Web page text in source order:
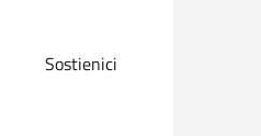
Sostienici